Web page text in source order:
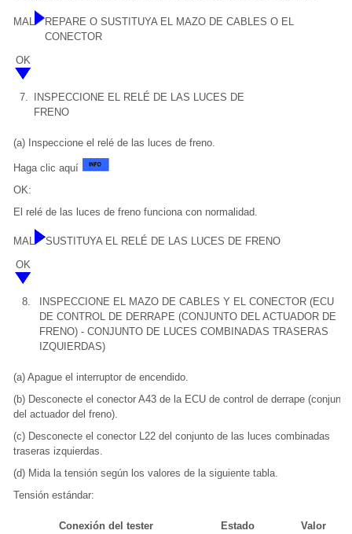
MAL
REPARE O SUSTITUYA EL MAZO DE CABLES O EL
CONECTOR
OK
7.
INSPECCIONE EL RELÉ DE LAS LUCES DE
FRENO
(a) Inspeccione el relé de las luces de freno.
Haga clic aquí
OK:
El relé de las luces de freno funciona con normalidad.
MAL
SUSTITUYA EL RELÉ DE LAS LUCES DE FRENO
OK
8.
INSPECCIONE EL MAZO DE CABLES Y EL CONECTOR (ECU
DE CONTROL DE DERRAPE (CONJUNTO DEL ACTUADOR DE
FRENO) - CONJUNTO DE LUCES COMBINADAS TRASERAS
IZQUIERDAS)
(a) Apague el interruptor de encendido.
(b) Desconecte el conector A43 de la ECU de control de derrape (conjunto
del actuador del freno).
(c) Desconecte el conector L22 del conjunto de las luces combinadas
traseras izquierdas.
(d) Mida la tensión según los valores de la siguiente tabla.
Tensión estándar:
Conexión del tester Estado
Valor